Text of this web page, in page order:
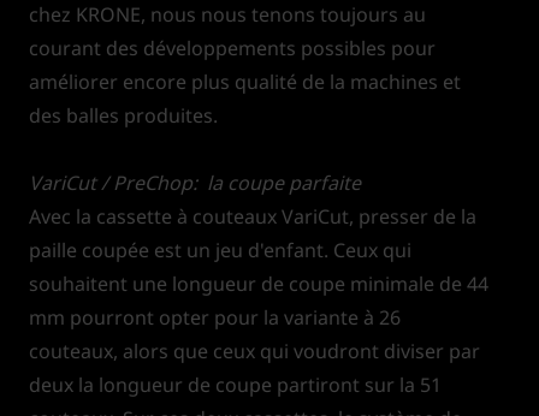
chez KRONE, nous nous tenons toujours au
courant des développements possibles pour
améliorer encore plus qualité de la machines et
des balles produites.
VariCut / PreChop: la coupe parfaite
Avec la cassette à couteaux VariCut, presser de la
paille coupée est un jeu d'enfant. Ceux qui
souhaitent une longueur de coupe minimale de 44
mm pourront opter pour la variante à 26
couteaux, alors que ceux qui voudront diviser par
deux la longueur de coupe partiront sur la 51